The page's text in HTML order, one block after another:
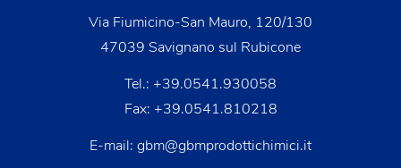
Via Fiumicino-San Mauro, 120/130
47039 Savignano sul Rubicone
Tel.: +39.0541.930058
Fax: +39.0541.810218
E-mail: gbm@gbmprodottichimici.it